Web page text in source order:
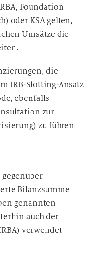
Foundation
oder KSA gelten,
Umsätze die
die
IRB-Slotting-Ansatz
ebenfalls
zur
zu führen
Bilanzsumme
genannten
auch der
verwendet